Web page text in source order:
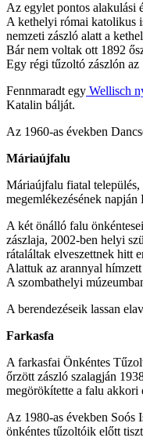
Az egylet pontos alakulási
A kethelyi római katolikus
nemzeti zászló alatt a
Bár nem voltak ott 1892
Egy régi tűzoltó zászlón az
Fennmaradt egy Wellisch
Katalin bálját.
Az 1960-as években
Máriaújfalu
Máriaújfalu fiatal
megemlékezésének
A két önálló falu
zászlaja, 2002-ben helyi
rátaláltak elveszettnek hitt
Alattuk az arannyal
A szombathelyi
A berendezéseik lassan
Farkasfa
A farkasfai Önkéntes
őrzött zászló szalagján
megörökítette a falu akkori
Az 1980-as években Soós
önkéntes tűzoltóik előtt